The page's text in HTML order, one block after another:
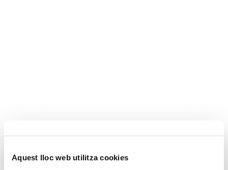
Aquest lloc web utilitza cookies